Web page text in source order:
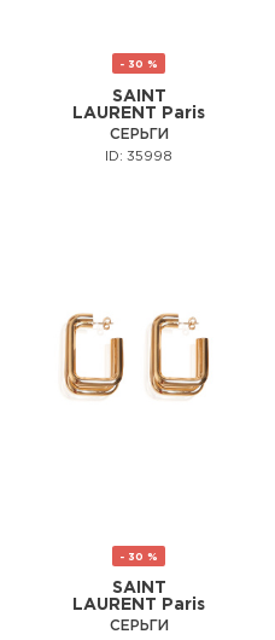
- 30 %
SAINT
LAURENT Paris
СЕРЬГИ
ID: 35998
- 30 %
SAINT
LAURENT Paris
СЕРЬГИ